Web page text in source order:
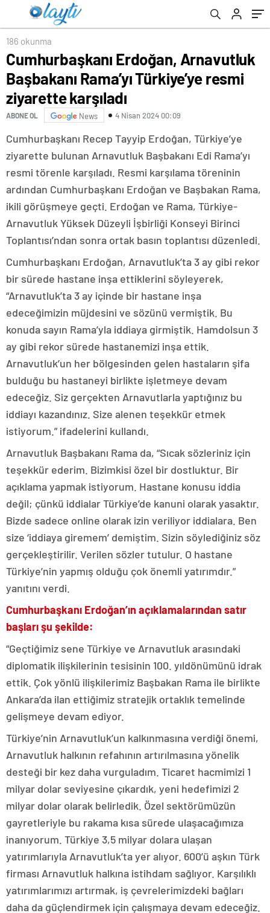
ziyarette karşıladı
186 okunma
Cumhurbaşkanı Erdoğan, Arnavutluk
Başbakanı Rama’yı Türkiye’ye resmi
ziyarette karşıladı
ABONE OL News 4 Nisan 2024 00:09
Cumhurbaşkanı Recep Tayyip Erdoğan, Türkiye’ye
ziyarette bulunan Arnavutluk Başbakanı Edi Rama’yı
resmi törenle karşıladı. Resmi karşılama töreninin
ardından Cumhurbaşkanı Erdoğan ve Başbakan Rama,
ikili görüşmeye geçti. Erdoğan ve Rama, Türkiye-
Arnavutluk Yüksek Düzeyli İşbirliği Konseyi Birinci
Toplantısı’ndan sonra ortak basın toplantısı düzenledi.
Cumhurbaşkanı Erdoğan, Arnavutluk’ta 3 ay gibi rekor
bir sürede hastane inşa ettiklerini söyleyerek,
“Arnavutluk’ta 3 ay içinde bir hastane inşa
edeceğimizin müjdesini ve sözünü vermiştik. Bu
konuda sayın Rama’yla iddiaya girmiştik. Hamdolsun 3
ay gibi rekor sürede hastanemizi inşa ettik.
Arnavutluk’un her bölgesinden gelen hastaların şifa
bulduğu bu hastaneyi birlikte işletmeye devam
edeceğiz. Siz gerçekten Arnavutlarla yaptığınız bu
iddiayı kazandınız. Size alenen teşekkür etmek
istiyorum.” ifadelerini kullandı.
Arnavutluk Başbakanı Rama da, “Sıcak sözleriniz için
teşekkür ederim. Bizimkisi özel bir dostluktur. Bir
açıklama yapmak istiyorum. Hastane konusu iddia
değil; çünkü iddialar Türkiye’de kanuni olarak yasaktır.
Bizde sadece online olarak izin veriliyor iddialara. Ben
size ‘iddiaya giremem’ demiştim. Sizin söylediğiniz söz
gerçekleştirilir. Verilen sözler tutulur. O hastane
Türkiye’nin yapmış olduğu çok önemli yatırımdır.”
yanıtını verdi.
Cumhurbaşkanı Erdoğan’ın açıklamalarından satır
başları şu şekilde:
“Geçtiğimiz sene Türkiye ve Arnavutluk arasındaki
diplomatik ilişkilerinin tesisinin 100. yıldönümünü idrak
ettik. Çok yönlü ilişkilerimiz Başbakan Rama ile birlikte
Ankara’da ilan ettiğimiz stratejik ortaklık temelinde
gelişmeye devam ediyor.
Türkiye’nin Arnavutluk’un kalkınmasına verdiği önemi,
Arnavutluk halkının refahının artırılmasına yönelik
desteği bir kez daha vurguladım. Ticaret hacmimizi 1
milyar dolar seviyesine çıkardık, yeni hedefimizi 2
milyar dolar olarak belirledik. Özel sektörümüzün
gayretleriyle bu rakama kısa sürede ulaşacağımıza
inanıyorum. Türkiye 3,5 milyar dolara ulaşan
yatırımlarıyla Arnavutluk’ta yer alıyor. 600’ü aşkın Türk
firması Arnavutluk halkına istihdam sağlıyor. Karşılıklı
yatırımlarımızı artırmak, iş çevrelerimizdeki bağları
daha da güçlendirmek için çalışmaya devam edeceğiz.
ailesi adalet istiyor